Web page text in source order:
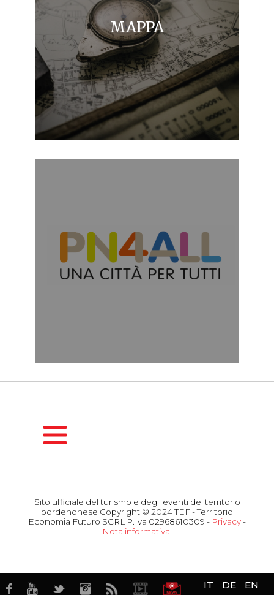
MAPPA
STAGIONALE
Primavera
Attrazioni
Gusto
Sito ufficiale del turismo e degli eventi del territorio
pordenonese Copyright © 2024 TEF - Territorio
Economia Futuro SCRL P.Iva 02968610309 - Privacy -
Nota informativa
IT DE EN